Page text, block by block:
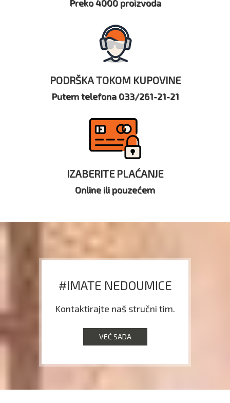
Preko 4000 proizvoda
PODRŠKA TOKOM KUPOVINE
Putem telefona 033/261-21-21
IZABERITE PLAĆANJE
Online ili pouzećem
#IMATE NEDOUMICE
Kontaktirajte naš stručni tim.
VEĆ SADA